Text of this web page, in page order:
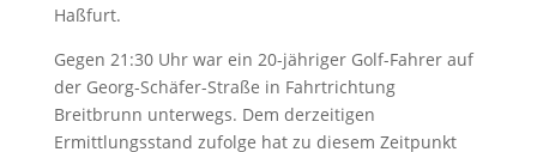
Haßfurt.
Gegen 21:30 Uhr war ein 20-jähriger Golf-Fahrer auf
der Georg-Schäfer-Straße in Fahrtrichtung
Breitbrunn unterwegs. Dem derzeitigen
Ermittlungsstand zufolge hat zu diesem Zeitpunkt